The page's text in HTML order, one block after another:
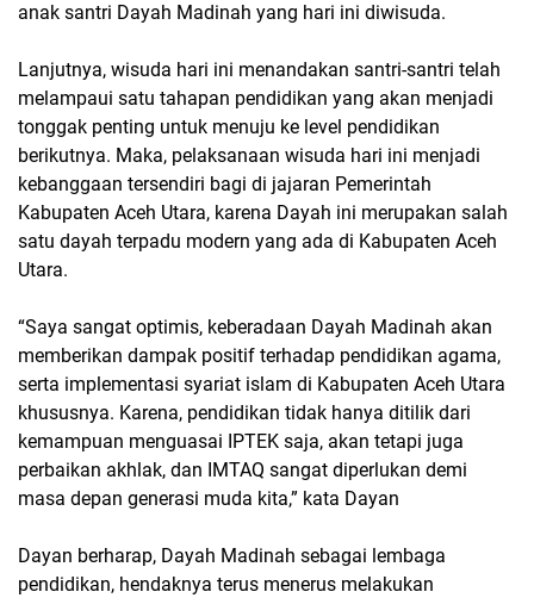
anak santri Dayah Madinah yang hari ini diwisuda.
Lanjutnya, wisuda hari ini menandakan santri-santri telah
melampaui satu tahapan pendidikan yang akan menjadi
tonggak penting untuk menuju ke level pendidikan
berikutnya. Maka, pelaksanaan wisuda hari ini menjadi
kebanggaan tersendiri bagi di jajaran Pemerintah
Kabupaten Aceh Utara, karena Dayah ini merupakan salah
satu dayah terpadu modern yang ada di Kabupaten Aceh
Utara.
“Saya sangat optimis, keberadaan Dayah Madinah akan
memberikan dampak positif terhadap pendidikan agama,
serta implementasi syariat islam di Kabupaten Aceh Utara
khususnya. Karena, pendidikan tidak hanya ditilik dari
kemampuan menguasai IPTEK saja, akan tetapi juga
perbaikan akhlak, dan IMTAQ sangat diperlukan demi
masa depan generasi muda kita,” kata Dayan
Dayan berharap, Dayah Madinah sebagai lembaga
pendidikan, hendaknya terus menerus melakukan